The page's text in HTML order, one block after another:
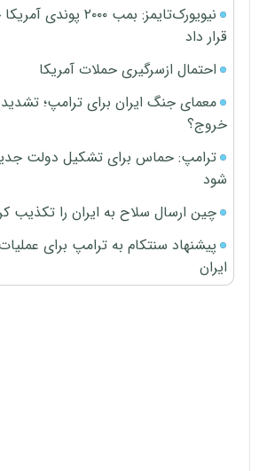
نیویورک‌تایمز: بمب
قرار داد
احتمال ازسرگیری حملات آمریکا
معمای جنگ ایران برای ترامپ؛ تشدید
خروج؟
ترامپ: حماس برای تشکیل دولت
شود
چین ارسال سلاح به ایران را تکذیب
پیشنهاد سنتکام به ترامپ برای
ایران